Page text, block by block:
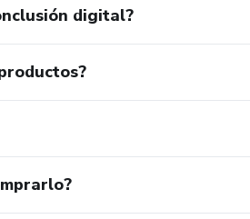
digital?